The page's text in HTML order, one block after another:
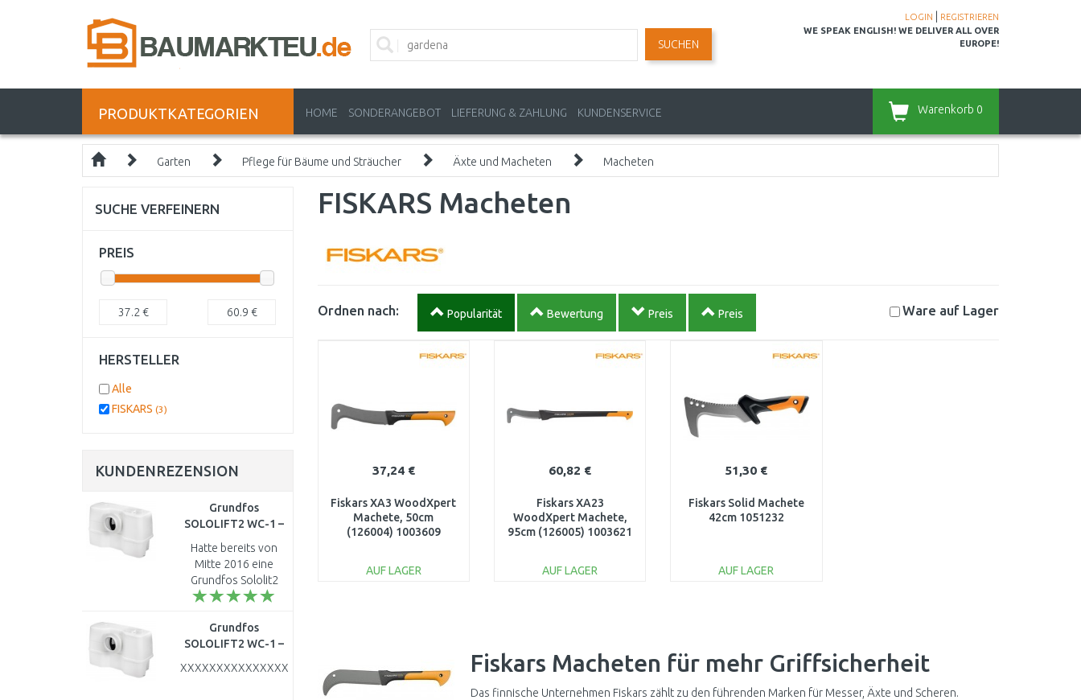
LOGIN
REGISTRIEREN
WE SPEAK ENGLISH! WE DELIVER ALL OVER
EUROPE!
SUCHEN
PRODUKTKATEGORIEN HOME SONDERANGEBOT LIEFERUNG & ZAHLUNG KUNDENSERVICE Warenkorb 0
Garten Pflege für Bäume und Sträucher Äxte und Macheten Macheten
FISKARS Macheten
Ordnen nach: Popularität Bewertung Preis Preis Ware auf Lager
37,24 €
Fiskars XA3 WoodXpert
Machete, 50cm
(126004) 1003609
AUF LAGER
60,82 €
Fiskars XA23
WoodXpert Machete,
95cm (126005) 1003621
AUF LAGER
51,30 €
Fiskars Solid Machete
42cm 1051232
AUF LAGER
Fiskars Macheten für mehr Griffsicherheit
Das finnische Unternehmen Fiskars zählt zu den führenden Marken für Messer, Äxte und Scheren.
SUCHE VERFEINERN
PREIS
37.2 € 60.9 €
HERSTELLER
Alle
FISKARS (3)
KUNDENREZENSION
Grundfos
SOLOLIFT2 WC-1 –
Fäkalien- und
Abwasserpumpe für
WC und
Waschbecken
97775314
Hatte bereits von
Mitte 2016 eine
Grundfos Sololit2
WC-3 im mehrfachen
ohne Probleme.
Allerdings hat ein
Grundfos
SOLOLIFT2 WC-1 –
Abwasserpumpe für
XXXXXXXXXXXXXXXXXXXXXXXXXXXXXXXXXXXXXXXXXXXXXXXXXXXXXXXXXXXx..